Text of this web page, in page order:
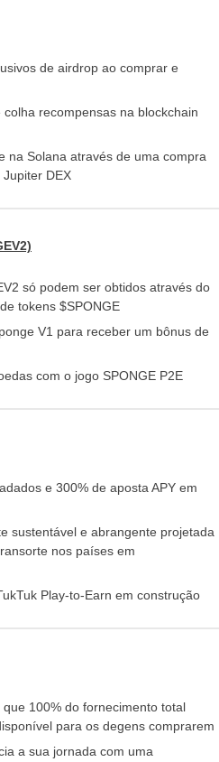
de airdrop ao comprar e
recompensas na blockchain
na Solana através de uma compra
DEX
só podem ser obtidos através do
tokens $SPONGE
V1 para receber um bônus de
com o jogo SPONGE P2E
e 300% de aposta APY em
sustentável e abrangente projetada
nos países em
Play-to-Earn em construção
100% do fornecimento total
para os degens comprarem
a sua jornada com uma